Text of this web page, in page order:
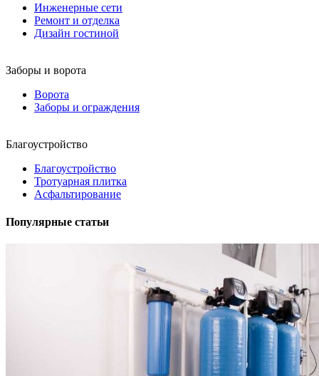
Инженерные сети
Ремонт и отделка
Дизайн гостиной
Заборы и ворота
Ворота
Заборы и ограждения
Благоустройство
Благоустройство
Тротуарная плитка
Асфальтирование
Популярные статьи